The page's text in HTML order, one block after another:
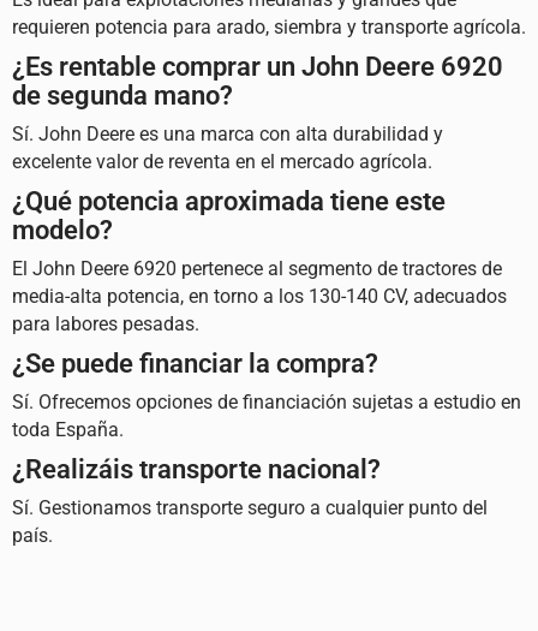
requieren potencia para arado, siembra y transporte agrícola.
¿Es rentable comprar un John Deere 6920
de segunda mano?
Sí. John Deere es una marca con alta durabilidad y
excelente valor de reventa en el mercado agrícola.
¿Qué potencia aproximada tiene este
modelo?
El John Deere 6920 pertenece al segmento de tractores de
media-alta potencia, en torno a los 130-140 CV, adecuados
para labores pesadas.
¿Se puede financiar la compra?
Sí. Ofrecemos opciones de financiación sujetas a estudio en
toda España.
¿Realizáis transporte nacional?
Sí. Gestionamos transporte seguro a cualquier punto del
país.